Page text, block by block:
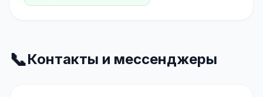
📞Контакты и мессенджеры